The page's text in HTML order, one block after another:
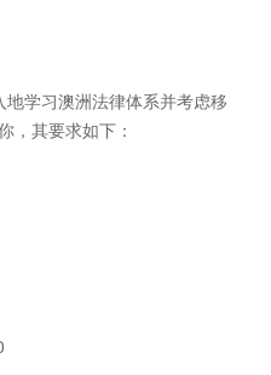
学习澳洲法律体系并考虑移
，其要求如下：
低于6.0